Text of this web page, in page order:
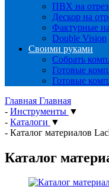
ПВХ на отрез
Дескор на
Фактурные
Double Vision
Своими руками
Собрать
Готовые
Готовые
Главная Главная
- Инструменты ▼
- Каталоги ▼
- Каталог материалов
Каталог